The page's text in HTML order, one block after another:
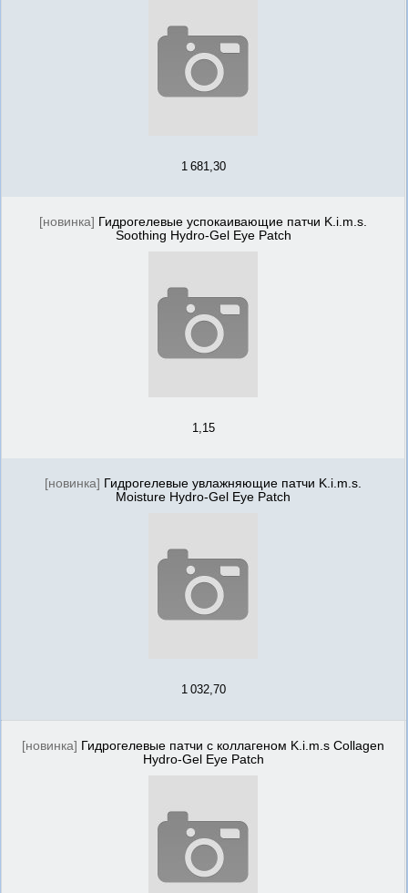
1 681,30
[новинка] Гидрогелевые успокаивающие патчи K.i.m.s.
Soothing Hydro-Gel Eye Patch
1,15
[новинка] Гидрогелевые увлажняющие патчи K.i.m.s.
Moisture Hydro-Gel Eye Patch
1 032,70
[новинка] Гидрогелевые патчи с коллагеном K.i.m.s Collagen
Hydro-Gel Eye Patch